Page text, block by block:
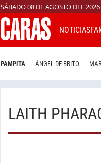
SÁBADO 08 DE AGOSTO DEL 2026
NOTICIAS
PAMPITA ÁNGEL DE BRITO
LAITH